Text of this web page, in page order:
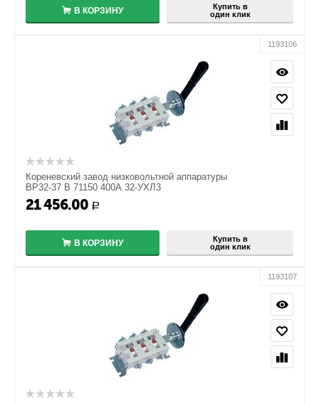
В КОРЗИНУ
Купить в
один клик
1193106
Кореневский завод низковольтной аппаратуры
ВР32-37 В 71150 400А 32-УХЛ3
21 456.00 Р
В КОРЗИНУ
Купить в
один клик
1193107